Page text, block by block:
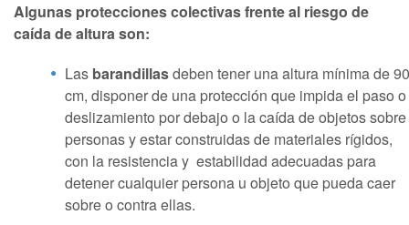
Algunas protecciones colectivas frente al riesgo de
caída de altura son:
Las barandillasdeben tener una altura mínima de 90
cm, disponer de una protección que impida el paso o
deslizamiento por debajo o la caída de objetos sobre
personas y estar construidas de materiales rígidos,
con la resistencia y estabilidad adecuadas para
detener cualquier persona u objeto que pueda caer
sobre o contra ellas.